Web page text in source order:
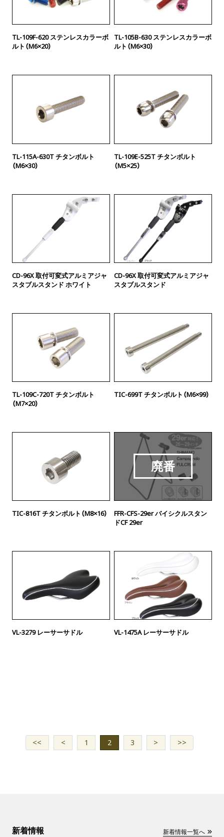
TL-109F-620 ステンレスカラーボ
ルト（M6×20）
TL-105B-630 ステンレスカラーボ
ルト（M6×30）
TL-115A-630T チタンボルト
（M6×30）
TL-109E-525T チタンボルト
（M5×25）
CD-96X 取付可変式アルミアジャ
スタブルスタンド ホワイト
CD-96X 取付可変式アルミアジャ
スタブルスタンド
TL-109C-720T チタンボルト
（M7×20）
TIC-699T チタンボルト（M6×99）
TIC-816T チタンボルト（M8×16）
廃番
FFR-CFS-29er バイシクルスタン
ドCF 29er
VL-3279 レーサーサドル VL-1475A レーサーサドル
<< < 1 2 3 > >>
新着情報 新着情報一覧へ